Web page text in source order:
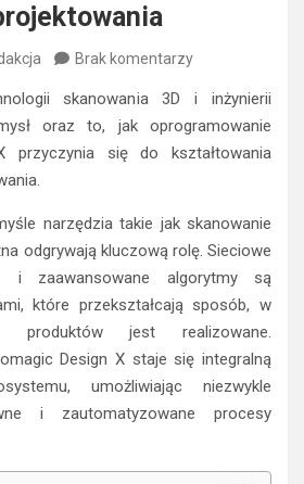
Brak komentarzy
skanowania 3D i inżynierii
oraz to, jak oprogramowanie
przyczynia się do kształtowania
narzędzia takie jak skanowanie
odgrywają kluczową rolę. Sieciowe
i zaawansowane algorytmy są
które przekształcają sposób, w
produktów jest realizowane.
Design X staje się integralną
umożliwiając niezwykle
i zautomatyzowane procesy